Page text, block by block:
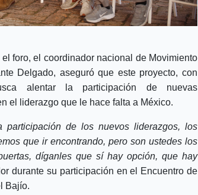
foro, el coordinador nacional de Movimiento
Delgado, aseguró que este proyecto, con
alentar la participación de nuevas
el liderazgo que le hace falta a México.
participación de los nuevos liderazgos, los
que ir encontrando, pero son ustedes los
díganles que sí hay opción, que hay
durante su participación en el Encuentro de
Bajío.